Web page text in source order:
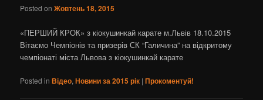
Posted onЖовтень 18, 2015
«ПЕРШИЙ КРОК» з кіокушинкай карате м.Львів 18.10.2015
Вітаємо Чемпіонів та призерів СК “Галичина” на відкритому
чемпіонаті міста Львова з кіокушинкай карате
Posted in Відео,Новини за 2015 рік |Прокоментуй!